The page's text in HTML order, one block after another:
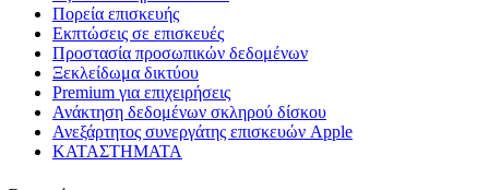
Πορεία επισκευής
Εκπτώσεις σε επισκευές
Προστασία προσωπικών δεδομένων
Ξεκλείδωμα δικτύου
Premium για επιχειρήσεις
Ανάκτηση δεδομένων σκληρού δίσκου
Ανεξάρτητος συνεργάτης επισκευών Apple
ΚΑΤΑΣΤΗΜΑΤΑ